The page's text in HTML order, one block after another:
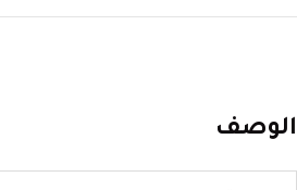
الوصف